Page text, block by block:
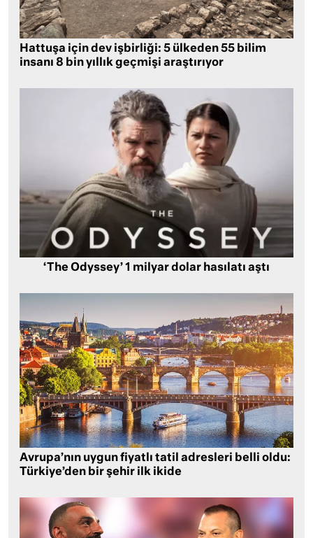
Hattuşa için dev işbirliği: 5 ülkeden 55 bilim
insanı 8 bin yıllık geçmişi araştırıyor
‘The Odyssey’ 1 milyar dolar hasılatı aştı
Avrupa’nın uygun fiyatlı tatil adresleri belli oldu:
Türkiye’den bir şehir ilk ikide